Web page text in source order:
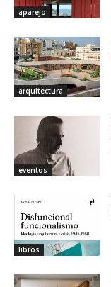
aparejo
arquitectura
eventos
libros